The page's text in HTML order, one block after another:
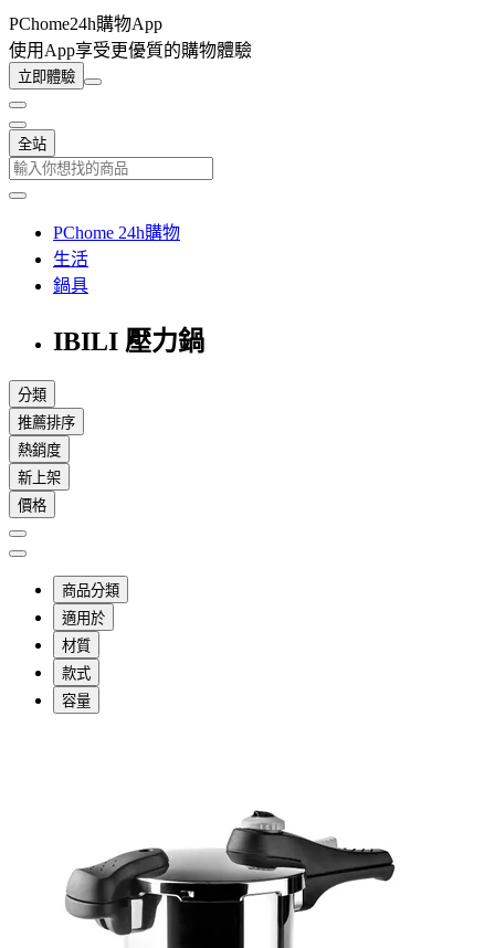
PChome24h購物App
使用App享受更優質的購物體驗
立即體驗
全站
PChome 24h購物
生活
鍋具
IBILI 壓力鍋
分類
推薦排序
熱銷度
新上架
價格
商品分類
適用於
材質
款式
容量